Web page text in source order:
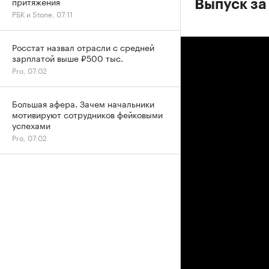
Выпуск
РБК и Stone, 07:11
Росстат назвал отрасли с средней
зарплатой выше ₽500 тыс.
Pro, 07:02
Большая афера. Зачем начальники
мотивируют сотрудников фейковыми
успехами
Pro, 07:02